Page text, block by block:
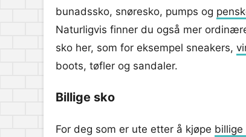
bunadssko, snøresko, pumps og
Naturligvis finner du også mer
sko her, som for eksempel sneakers,
boots, tøfler og sandaler.
Billige sko
For deg som er ute etter å kjøpe billige